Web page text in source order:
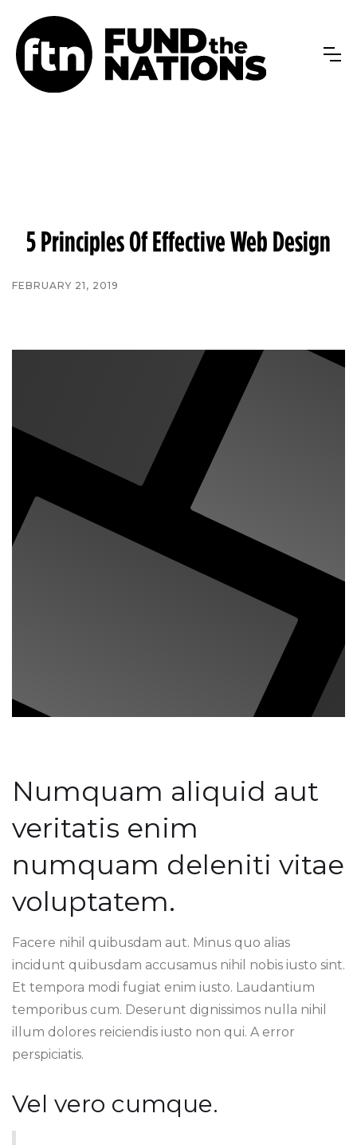
5 Principles Of Effective Web Design
FEBRUARY 21, 2019
Numquam aliquid aut
veritatis enim
numquam deleniti vitae
voluptatem.
Facere nihil quibusdam aut. Minus quo alias
incidunt quibusdam accusamus nihil nobis iusto sint.
Et tempora modi fugiat enim iusto. Laudantium
temporibus cum. Deserunt dignissimos nulla nihil
illum dolores reiciendis iusto non qui. A error
perspiciatis.
Vel vero cumque.